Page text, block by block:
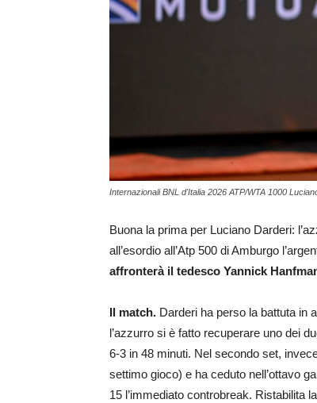
Internazionali BNL d'Italia 2026 ATP/WTA 1000
Buona la prima per Luciano Darderi:
all’esordio all’Atp 500 di Amburgo
affronterà il tedesco Yannick
Il match. Darderi ha perso la battuta in
l’azzurro si è fatto recuperare uno dei
6-3 in 48 minuti. Nel secondo set,
settimo gioco) e ha ceduto nell’ottavo
15 l’immediato controbreak. Ristabilita